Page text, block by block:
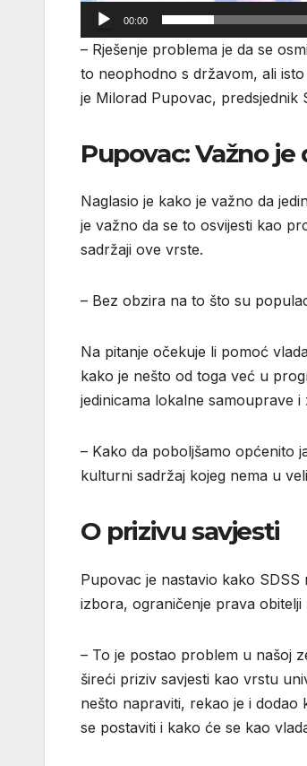
00:00
– Rješenje problema je da se
to neophodno s državom, ali
je Milorad Pupovac, predsjednik
Pupovac: Važno
Naglasio je kako je važno da
je važno da se to osvijesti kao
sadržaji ove vrste.
– Bez obzira na to što su
Na pitanje očekuje li pomoć
kako je nešto od toga već u
jedinicama lokalne samouprave
– Kako da poboljšamo općenito
kulturni sadržaj kojeg nema u
O prizivu savjesti
Pupovac je nastavio kako
izbora, ograničenje prava
– To je postao problem u našoj
šireći priziv savjesti kao vrstu
nešto napraviti, rekao je i dodao
se postaviti i kako će se kao